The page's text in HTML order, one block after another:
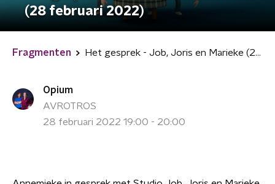
(28 februari 2022)
Fragmenten Het gesprek - Job, Joris en Marieke (28 februari 2022)
Opium
AVROTROS
28 februari 2022 19:00 - 20:00